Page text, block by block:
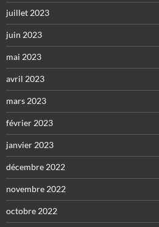
juillet 2023
juin 2023
mai 2023
avril 2023
mars 2023
février 2023
janvier 2023
décembre 2022
novembre 2022
octobre 2022